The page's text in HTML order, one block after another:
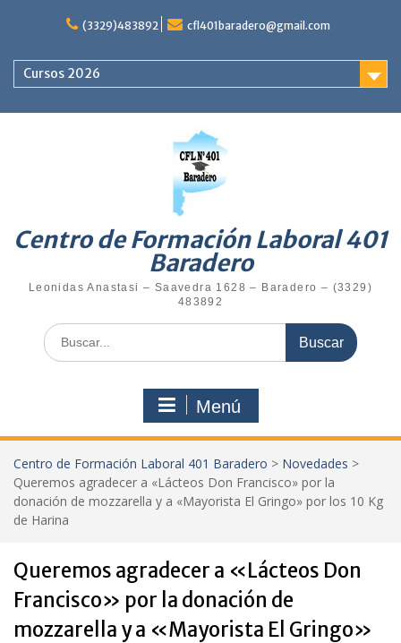
(3329)483892 cfl401baradero@gmail.com
Cursos 2026
Centro de Formación Laboral 401
Baradero
Leonidas Anastasi – Saavedra 1628 – Baradero – (3329)
483892
Menú
Centro de Formación Laboral 401 Baradero > Novedades >
Queremos agradecer a «Lácteos Don Francisco» por la
donación de mozzarella y a «Mayorista El Gringo» por los 10 Kg
de Harina
Queremos agradecer a «Lácteos Don
Francisco» por la donación de
mozzarella y a «Mayorista El Gringo»